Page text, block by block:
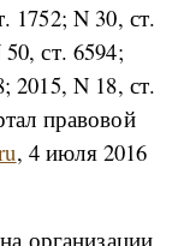
1752; N 30, ст.
ст. 6594;
2015, N 18, ст.
правовой
, 4 июля 2016
организации